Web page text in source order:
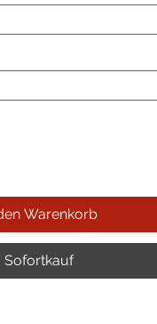
Warenkorb
Sofortkauf